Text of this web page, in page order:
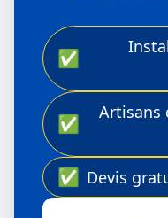
✅
✅
Artisans
✅ Devis